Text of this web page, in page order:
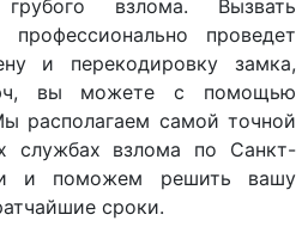
взлома. Вызвать
проведет
и перекодировку замка,
вы можете с помощью
располагаем самой точной
службах взлома по Санкт-
и поможем решить вашу
сроки.